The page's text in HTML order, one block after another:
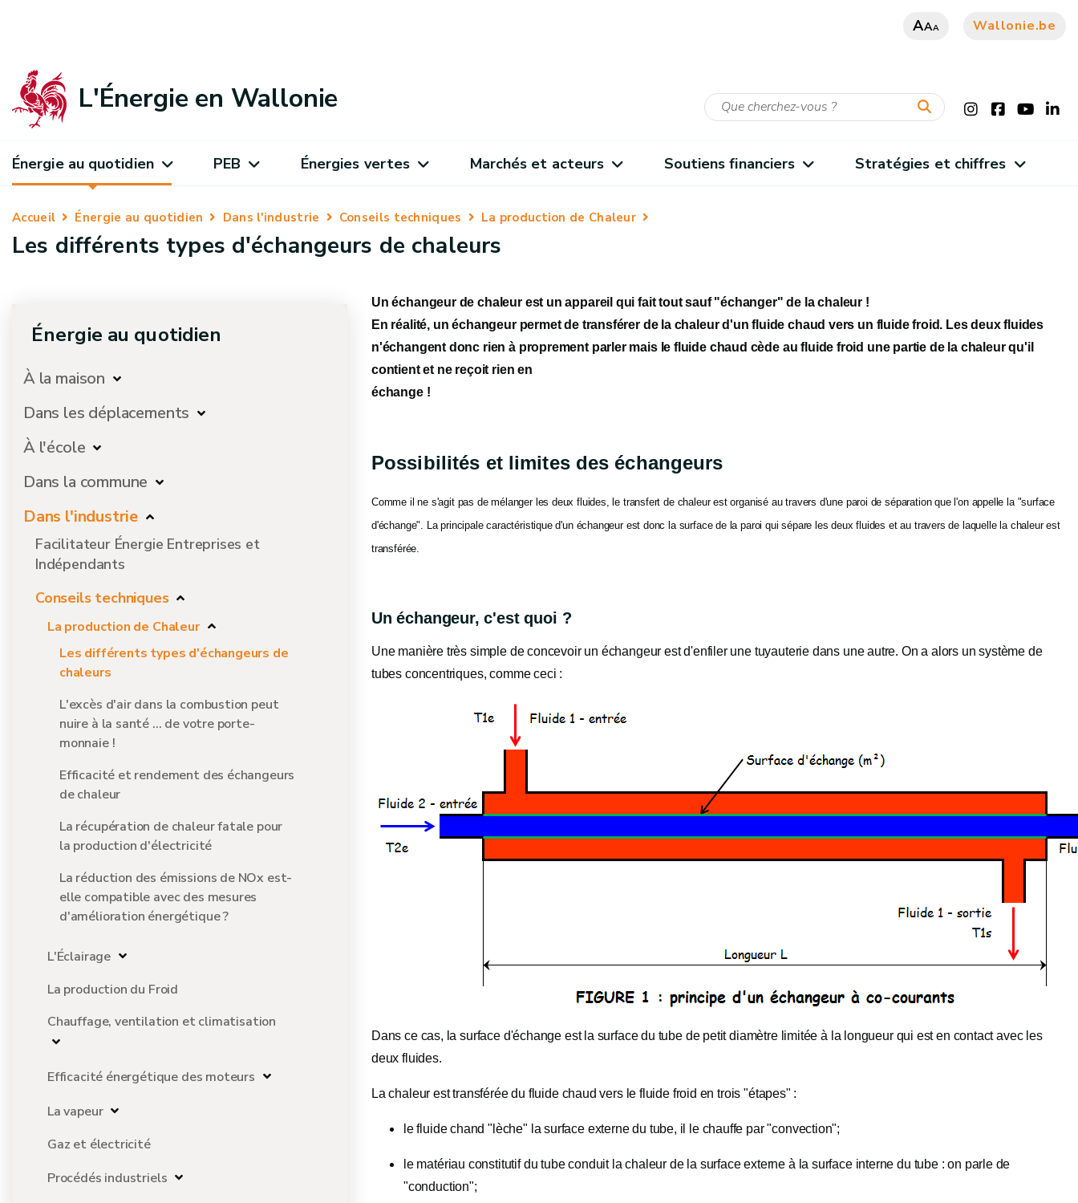
AAA Wallonie.be
L'Énergie en Wallonie
Énergie au quotidien PEB Énergies vertes Marchés et acteurs Soutiens financiers Stratégies et chiffres
Accueil Énergie au quotidien Dans l'industrie Conseils techniques La production de Chaleur
Les différents types d'échangeurs de chaleurs
Énergie au quotidien
À la maison
Dans les déplacements
À l'école
Dans la commune
Dans l'industrie
Facilitateur Énergie Entreprises et
Indépendants
Conseils techniques
La production de Chaleur
Les différents types d'échangeurs de
chaleurs
L'excès d'air dans la combustion peut
nuire à la santé ... de votre porte-
monnaie !
Efficacité et rendement des échangeurs
de chaleur
La récupération de chaleur fatale pour
la production d'électricité
La réduction des émissions de NOx est-
elle compatible avec des mesures
d'amélioration énergétique ?
L'Éclairage
La production du Froid
Chauffage, ventilation et climatisation
Efficacité énergétique des moteurs
La vapeur
Gaz et électricité
Procédés industriels
Un échangeur de chaleur est un appareil qui fait tout sauf "échanger" de la chaleur !
En réalité, un échangeur permet de transférer de la chaleur d'un fluide chaud vers un fluide froid. Les deux fluides
n'échangent donc rien à proprement parler mais le fluide chaud cède au fluide froid une partie de la chaleur qu'il
contient et ne reçoit rien en
échange !
Possibilités et limites des échangeurs
Comme il ne s'agit pas de mélanger les deux fluides, le transfert de chaleur est organisé au travers d'une paroi de séparation que l'on appelle la "surface
d'échange". La principale caractéristique d'un échangeur est donc la surface de la paroi qui sépare les deux fluides et au travers de laquelle la chaleur est
transférée.
Un échangeur, c'est quoi ?
Une manière très simple de concevoir un échangeur est d'enfiler une tuyauterie dans une autre. On a alors un système de
tubes concentriques, comme ceci :
Dans ce cas, la surface d'échange est la surface du tube de petit diamètre limitée à la longueur qui est en contact avec les
deux fluides.
La chaleur est transférée du fluide chaud vers le fluide froid en trois "étapes" :
le fluide chand "lèche" la surface externe du tube, il le chauffe par "convection";
le matériau constitutif du tube conduit la chaleur de la surface externe à la surface interne du tube : on parle de
"conduction";